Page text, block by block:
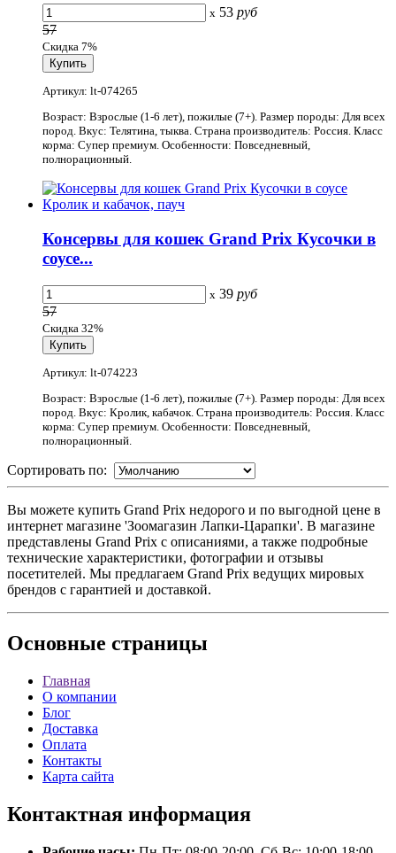
x 53 руб
57
Скидка 7%
Артикул: lt-074265
Возраст: Взрослые (1-6 лет), пожилые (7+). Размер породы: Для всех
пород. Вкус: Телятина, тыква. Страна производитель: Россия. Класс
корма: Супер премиум. Особенности: Повседневный,
полнорационный.
Консервы для кошек Grand Prix Кусочки в
соусе...
x 39 руб
57
Скидка 32%
Артикул: lt-074223
Возраст: Взрослые (1-6 лет), пожилые (7+). Размер породы: Для всех
пород. Вкус: Кролик, кабачок. Страна производитель: Россия. Класс
корма: Супер премиум. Особенности: Повседневный,
полнорационный.
Сортировать по:
Вы можете купить Grand Prix недорого и по выгодной цене в
интернет магазине 'Зоомагазин Лапки-Царапки'. В магазине
представлены Grand Prix с описаниями, а также подробные
технические характеристики, фотографии и отзывы
посетителей. Мы предлагаем Grand Prix ведущих мировых
брендов с гарантией и доставкой.
Основные страницы
Главная
О компании
Блог
Доставка
Оплата
Контакты
Карта сайта
Контактная информация